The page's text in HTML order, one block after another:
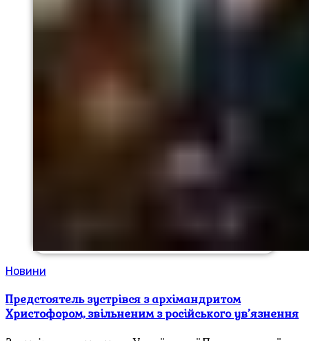
Новини
Предстоятель зустрівся з архімандритом
Христофором, звільненим з російського ув’язнення